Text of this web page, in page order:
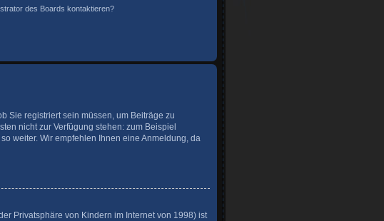
des Boards kontaktieren?
Sie registriert sein müssen, um Beiträge zu
nicht zur Verfügung stehen: zum Beispiel
weiter. Wir empfehlen Ihnen eine Anmeldung, da
Privatsphäre von Kindern im Internet von 1998) ist